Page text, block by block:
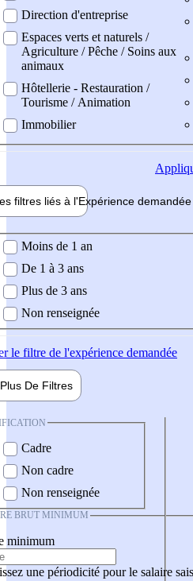
Direction d'entreprise
Espaces verts et naturels /
Agriculture / Pêche / Soins aux
animaux
Hôtellerie - Restauration /
Tourisme / Animation
Immobilier
filtres liés à l'Expérience demandée
demandée
Moins de 1 an
De 1 à 3 ans
Plus de 3 ans
Non renseignée
le filtre de l'expérience demandée
Plus De Filtres
Cadre
Non cadre
Non renseignée
BRUT MINIMUM
minimum
une périodicité pour le salaire